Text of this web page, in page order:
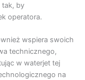
tak, by
operatora.
wspiera swoich
technicznego,
w waterjet tej
na